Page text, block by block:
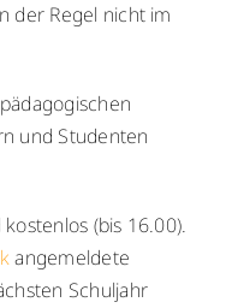
der Regel nicht im
und Studenten
(bis 16.00).
angemeldete
Schuljahr